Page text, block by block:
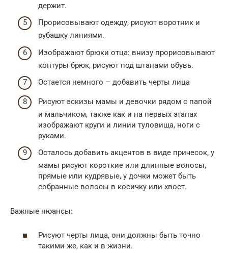
держит.
Прорисовывают одежду, рисуют воротник и
рубашку линиями.
Изображают брюки отца: внизу прорисовывают
контуры брюк, рисуют под штанами обувь.
Остается немного – добавить черты лица
Рисуют эскизы мамы и девочки рядом с папой
и мальчиком, также как и на первых этапах
изображают круги и линии туловища, ноги с
руками.
Осталось добавить акцентов в виде причесок, у
мамы рисуют короткие или длинные волосы,
прямые или кудрявые, у дочки может быть
собранные волосы в косичку или хвост.
Важные нюансы:
Рисуют черты лица, они должны быть точно
такими же, как и в жизни.